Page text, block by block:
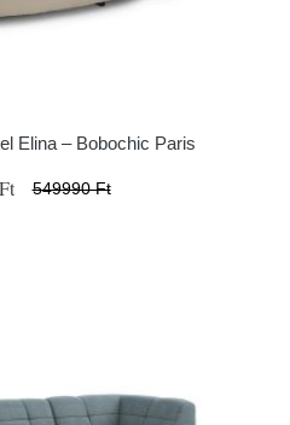
Elina – Bobochic Paris
549990 Ft